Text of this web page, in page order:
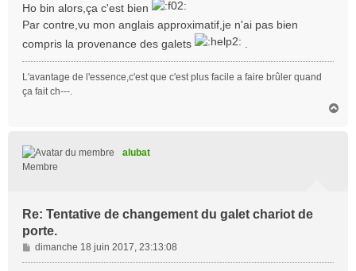
s
a
g
Ho bin alors,ça c'est bien
Par contre,vu mon anglais approximatif,je n'ai pas bien
compris la provenance des galets
L'avantage de l'essence,c'est que c'est plus facile a faire brûler quand
ça fait ch---.
alubat
Membre
Re: Tentative de changement du galet chariot de
porte.
M
e
dimanche 18 juin 2017, 23:13:08